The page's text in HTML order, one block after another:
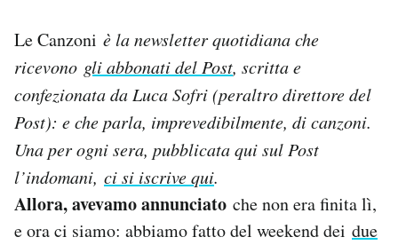
SHOP
CALENDARIO
Area Personale
Le Canzoni è la newsletter quotidiana che
ricevono gli abbonati del Post, scritta e
confezionata da Luca Sofri (peraltro direttore del
Post): e che parla, imprevedibilmente, di canzoni.
Una per ogni sera, pubblicata qui sul Post
l’indomani, ci si iscrive qui.
Allora, avevamo annunciato che non era finita lì,
e ora ci siamo: abbiamo fatto del weekend dei due